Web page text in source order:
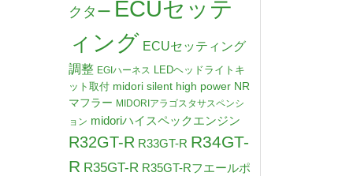
クター ECUセッテ
ィング ECUセッティング
調整 EGIハーネス LEDヘッドライトキ
ット取付 midori silent high power NR
マフラー MIDORIアラゴスタサスペンシ
ョン midoriハイスペックエンジン
R32GT-R R33GT-R R34GT-
R R35GT-R R35GT-Rフエールポ